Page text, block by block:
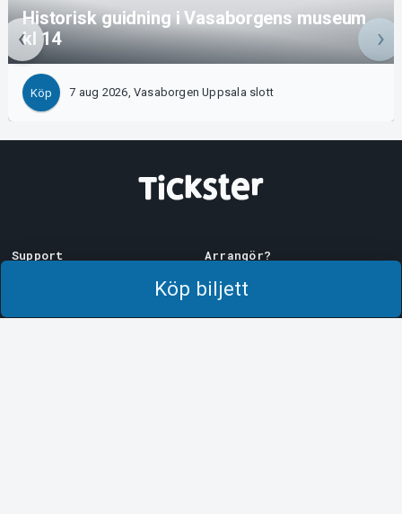
Köp biljett
Historisk guidning i Vasaborgens museum
kl 14
Köp 7 aug 2026, Vasaborgen Uppsala slott
Support
Arrangör?
Logga in i Manager